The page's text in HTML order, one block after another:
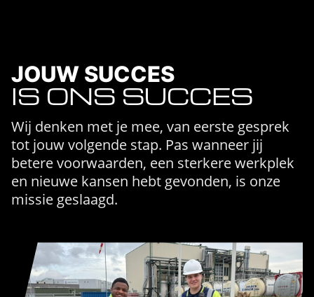
JOUW SUCCES
IS ONS SUCCES
Wij denken met je mee, van eerste gesprek
tot jouw volgende stap. Pas wanneer jij
betere voorwaarden, een sterkere werkplek
en nieuwe kansen hebt gevonden, is onze
missie geslaagd.